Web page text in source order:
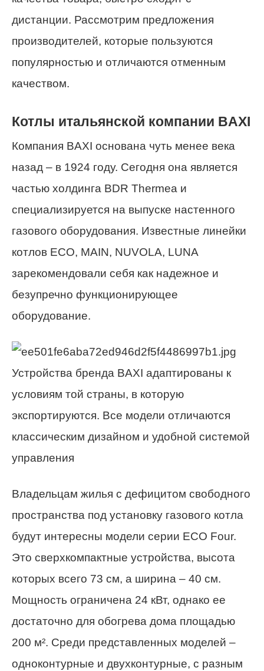
дистанции. Рассмотрим предложения
производителей, которые пользуются
популярностью и отличаются отменным
качеством.
Котлы итальянской компании BAXI
Компания BAXI основана чуть менее века
назад – в 1924 году. Сегодня она является
частью холдинга BDR Thermea и
специализируется на выпуске настенного
газового оборудования. Известные линейки
котлов ECO, MAIN, NUVOLA, LUNA
зарекомендовали себя как надежное и
безупречно функционирующее
оборудование.
Устройства бренда BAXI адаптированы к
условиям той страны, в которую
экспортируются. Все модели отличаются
классическим дизайном и удобной системой
управления
Владельцам жилья с дефицитом свободного
пространства под установку газового котла
будут интересны модели серии ECO Four.
Это сверхкомпактные устройства, высота
которых всего 73 см, а ширина – 40 см.
Мощность ограничена 24 кВт, однако ее
достаточно для обогрева дома площадью
200 м². Среди представленных моделей –
одноконтурные и двухконтурные, с разным